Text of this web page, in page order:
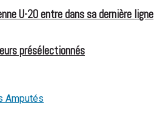
U-20 entre dans sa dernière ligne
présélectionnés
Amputés